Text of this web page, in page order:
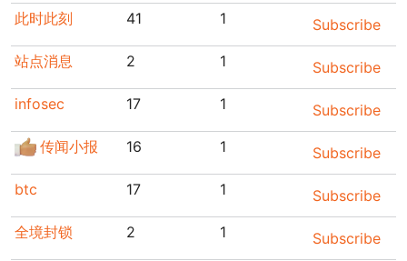
此时此刻
41 1
Subscribe
站点消息
2 1
Subscribe
infosec
17 1
Subscribe
传闻小报
16 1
Subscribe
btc
17 1
Subscribe
全境封锁
2 1
Subscribe